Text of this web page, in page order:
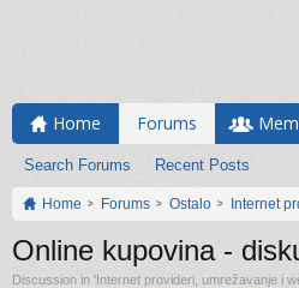
Home Forums
Search Forums Recent Posts
Home Forums Ostalo Internet
Online kupovina -
Discussion in 'Internet provideri, umrežavanje i